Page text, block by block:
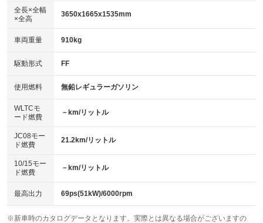
：装備なし
パワーウィンドウ
アイドリングストップ
：装備なし
USB入力端子
：装備なし
100V電源
：装備なし
センターデフロック
：装備なし
電動格納ミラー
：装備なし
：装備なし
革シート
キーレス
HID(キセノンライト)
：装備なし
バックカメラ
：装備なし
エアロ
：装備なし
：装備なし
パワーシート
ベンチシート
：装備なし
チップアップシート
：装備なし
：装備なし ：装備なし
全長×全幅
×全高
3650x1665x1535mm
車両重量 910kg
駆動形式 FF
使用燃料 無鉛レギュラーガソリン
WLTCモ
ード燃費
－km/リットル
JC08モー
ド燃費
21.2km/リットル
10/15モー
ド燃費
－km/リットル
最高出力 69ps(51kW)/6000rpm
※新車時のカタログデータとなります。実際とは異なる場合がございますの